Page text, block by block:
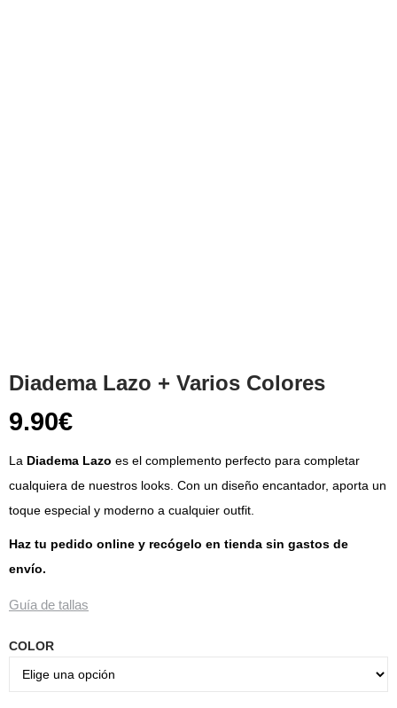
Diadema Lazo + Varios Colores
9.90€
La Diadema Lazo es el complemento perfecto para completar
cualquiera de nuestros looks. Con un diseño encantador, aporta un
toque especial y moderno a cualquier outfit.
Haz tu pedido online y recógelo en tienda sin gastos de
envío.
Guía de tallas
COLOR